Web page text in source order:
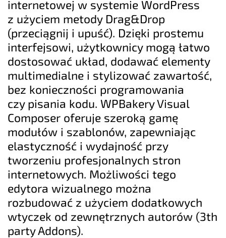
internetowej w systemie WordPress
z użyciem metody Drag&Drop
(przeciągnij i upuść). Dzięki prostemu
interfejsowi, użytkownicy mogą łatwo
dostosować układ, dodawać elementy
multimedialne i stylizować zawartość,
bez konieczności programowania
czy pisania kodu. WPBakery Visual
Composer oferuje szeroką gamę
modułów i szablonów, zapewniając
elastyczność i wydajność przy
tworzeniu profesjonalnych stron
internetowych. Możliwości tego
edytora wizualnego można
rozbudować z użyciem dodatkowych
wtyczek od zewnętrznych autorów (3th
party Addons).